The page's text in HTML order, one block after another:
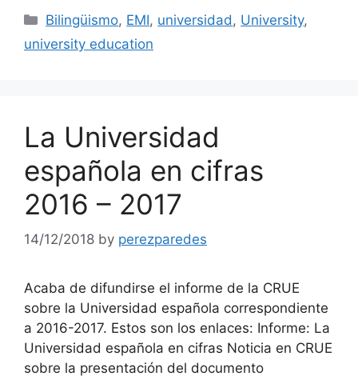
Categories
Bilingüismo, EMI, universidad , University,
university education
La Universidad
española en cifras
2016 – 2017
14/12/2018 by perezparedes
Acaba de difundirse el informe de la CRUE
sobre la Universidad española correspondiente
a 2016-2017. Estos son los enlaces: Informe: La
Universidad española en cifras Noticia en CRUE
sobre la presentación del documento